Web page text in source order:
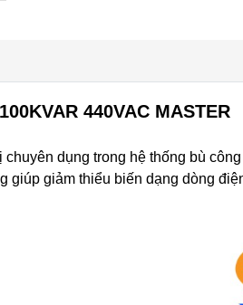
440VAC MASTER
dụng trong hệ thống bù
giảm thiểu biến dạng dòng